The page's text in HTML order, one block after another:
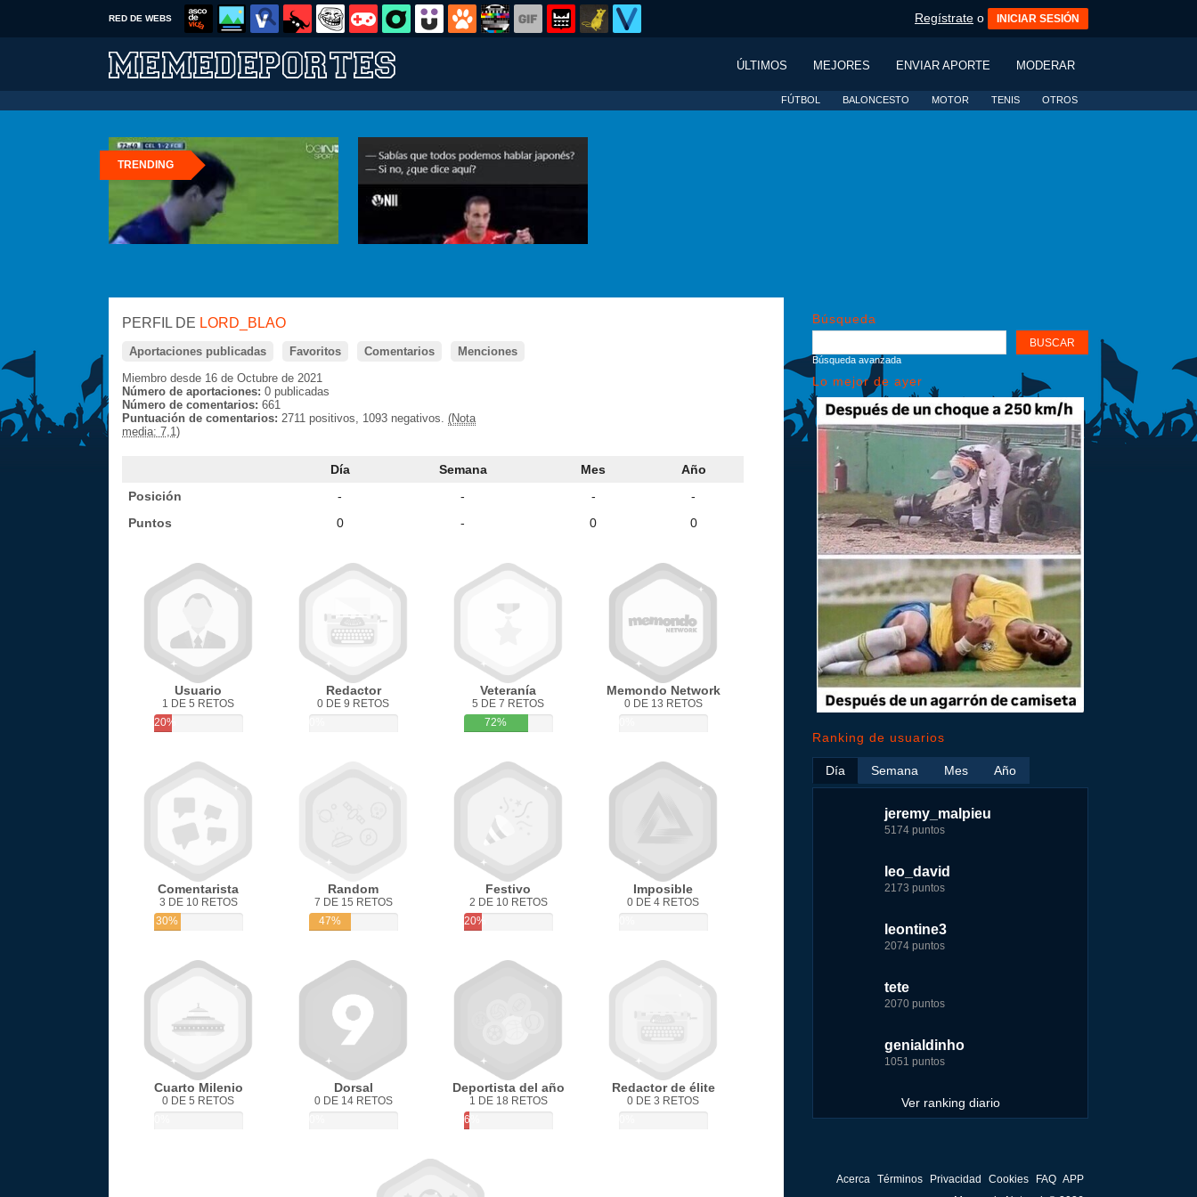
RED DE WEBS Regístrate o INICIAR SESIÓN
ÚLTIMOS MEJORES ENVIAR APORTE MODERAR
FÚTBOL BALONCESTO MOTOR TENIS OTROS
TRENDING
PERFIL DE LORD_BLAO
Aportaciones publicadas Favoritos Comentarios
Menciones
Miembro desde 16 de Octubre de 2021
Número de aportaciones: 0 publicadas
Número de comentarios: 661
Puntuación de comentarios: 2711 positivos, 1093 negativos. (Nota
media: 7,1)
Día Semana Mes
Año
Posición
- - -
-
Puntos
0 - 0 0
Usuario
1 DE 5 RETOS
20%
Redactor
0 DE 9 RETOS
Veteranía
5 DE 7 RETOS
72%
Memondo Network
0 DE 13 RETOS
Comentarista
3 DE 10 RETOS
30%
Random
7 DE 15 RETOS
47%
Festivo
2 DE 10 RETOS
20%
Imposible
0 DE 4 RETOS
Cuarto Milenio
0 DE 5 RETOS
Dorsal
0 DE 14 RETOS
Deportista del año
1 DE 18 RETOS
6%
Redactor de élite
0 DE 3 RETOS
Búsqueda
Búsqueda avanzada
Lo mejor de ayer
Ranking de usuarios
Día
jeremy_malpieu
5174 puntos
leo_david
2173 puntos
leontine3
2074 puntos
tete
2070 puntos
genialdinho
1051 puntos
Ver ranking diario
Semana
leo_david
26271 puntos
tete
10357 puntos
fer
8260 puntos
leontine3
7267 puntos
123dale
7261 puntos
Mes
leo_david
37730 puntos
jeremy_malpieu
20618 puntos
tete
12425 puntos
123dale
10359 puntos
fer
9314 puntos
Año
nomedigas
339926 puntos
jeremy_malpieu
268360 puntos
Baba
252929 puntos
john
244881 puntos
fer
237781 puntos
Acerca Términos Privacidad Cookies FAQ APP